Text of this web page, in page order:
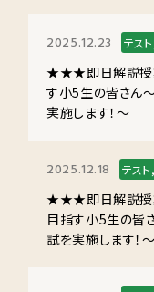
2025.12.23 テス
★★★即日解説授
す小5生の皆さん
実施します！～
2025.12.18 テス
★★★即日解説授
目指す小5生の皆
試を実施します！～